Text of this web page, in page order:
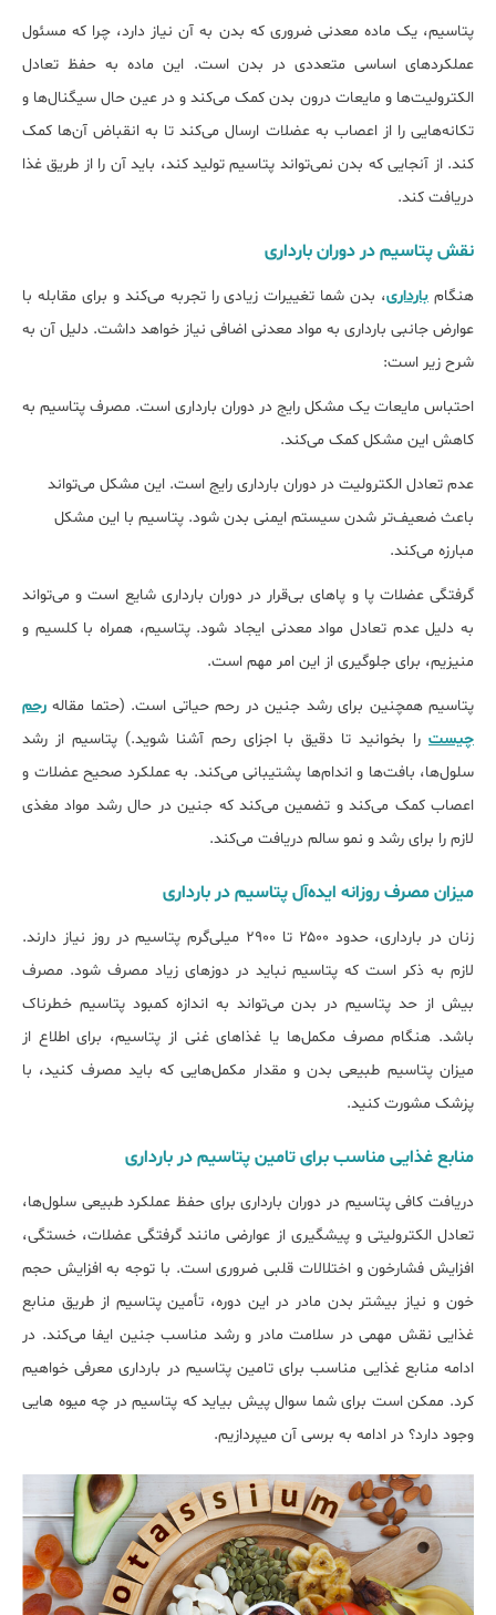
پتاسیم، یک ماده معدنی ضروری که بدن به آن نیاز دارد، چرا که مسئول
عملکردهای اساسی متعددی در بدن است. این ماده به حفظ تعادل
الکترولیت‌ها و مایعات درون بدن کمک می‌کند و در عین حال سیگنال‌ها و
تکانه‌هایی را از اعصاب به عضلات ارسال می‌کند تا به انقباض آن‌ها کمک
کند. از آنجایی که بدن نمی‌تواند پتاسیم تولید کند، باید آن را از طریق غذا
دریافت کند.
نقش پتاسیم در دوران بارداری
هنگام بارداری، بدن شما تغییرات زیادی را تجربه می‌کند و برای مقابله با
عوارض جانبی بارداری به مواد معدنی اضافی نیاز خواهد داشت. دلیل آن به
شرح زیر است:
احتباس مایعات یک مشکل رایج در دوران بارداری است. مصرف پتاسیم به
کاهش این مشکل کمک می‌کند.
عدم تعادل الکترولیت در دوران بارداری رایج است. این مشکل می‌تواند
باعث ضعیف‌تر شدن سیستم ایمنی بدن شود. پتاسیم با این مشکل
مبارزه می‌کند.
گرفتگی عضلات پا و پاهای بی‌قرار در دوران بارداری شایع است و می‌تواند
به دلیل عدم تعادل مواد معدنی ایجاد شود. پتاسیم، همراه با کلسیم و
منیزیم، برای جلوگیری از این امر مهم است.
پتاسیم همچنین برای رشد جنین در رحم حیاتی است. (حتما مقاله رحم
چیست را بخوانید تا دقیق با اجزای رحم آشنا شوید.) پتاسیم از رشد
سلول‌ها، بافت‌ها و اندام‌ها پشتیبانی می‌کند. به عملکرد صحیح عضلات و
اعصاب کمک می‌کند و تضمین می‌کند که جنین در حال رشد مواد مغذی
لازم را برای رشد و نمو سالم دریافت می‌کند.
میزان مصرف روزانه ایده‌آل پتاسیم در بارداری
زنان در بارداری، حدود ۲۵۰۰ تا ۲۹۰۰ میلی‌گرم پتاسیم در روز نیاز دارند.
لازم به ذکر است که پتاسیم نباید در دوزهای زیاد مصرف شود. مصرف
بیش از حد پتاسیم در بدن می‌تواند به اندازه کمبود پتاسیم خطرناک
باشد. هنگام مصرف مکمل‌ها یا غذاهای غنی از پتاسیم، برای اطلاع از
میزان پتاسیم طبیعی بدن و مقدار مکمل‌هایی که باید مصرف کنید، با
پزشک مشورت کنید.
منابع غذایی مناسب برای تامین پتاسیم در بارداری
دریافت کافی پتاسیم در دوران بارداری برای حفظ عملکرد طبیعی سلول‌ها،
تعادل الکترولیتی و پیشگیری از عوارضی مانند گرفتگی عضلات، خستگی،
افزایش فشارخون و اختلالات قلبی ضروری است. با توجه به افزایش حجم
خون و نیاز بیشتر بدن مادر در این دوره، تأمین پتاسیم از طریق منابع
غذایی نقش مهمی در سلامت مادر و رشد مناسب جنین ایفا می‌کند. در
ادامه منابع غذایی مناسب برای تامین پتاسیم در بارداری معرفی خواهیم
کرد. ممکن است برای شما سوال پیش بیاید که پتاسیم در چه میوه هایی
وجود دارد؟ در ادامه به برسی آن میپردازیم.